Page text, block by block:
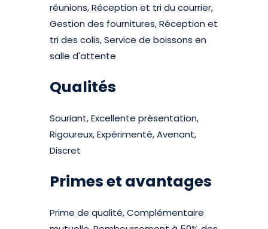
réunions, Réception et tri du courrier,
Gestion des fournitures, Réception et
tri des colis, Service de boissons en
salle d'attente
Qualités
Souriant, Excellente présentation,
Rigoureux, Expérimenté, Avenant,
Discret
Primes et avantages
Prime de qualité, Complémentaire